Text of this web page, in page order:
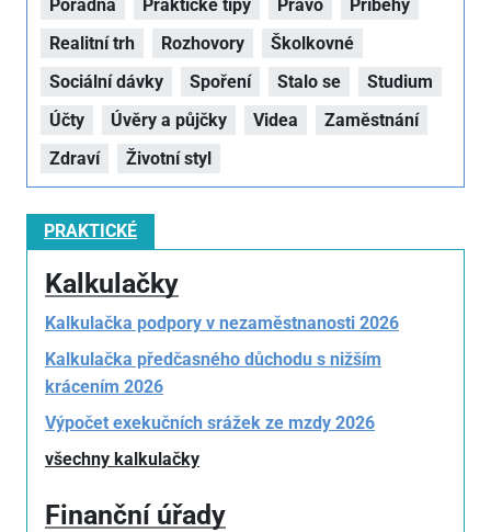
Poradna Praktické tipy Právo
Příběhy
Realitní trh
Rozhovory
Školkovné
Sociální dávky
Spoření Stalo se
Studium
Účty
Úvěry a půjčky Videa
Zaměstnání
Zdraví
Životní styl
PRAKTICKÉ
Kalkulačky
Kalkulačka podpory v nezaměstnanosti 2026
Kalkulačka předčasného důchodu s nižším
krácením 2026
Výpočet exekučních srážek ze mzdy 2026
všechny kalkulačky
Finanční úřady